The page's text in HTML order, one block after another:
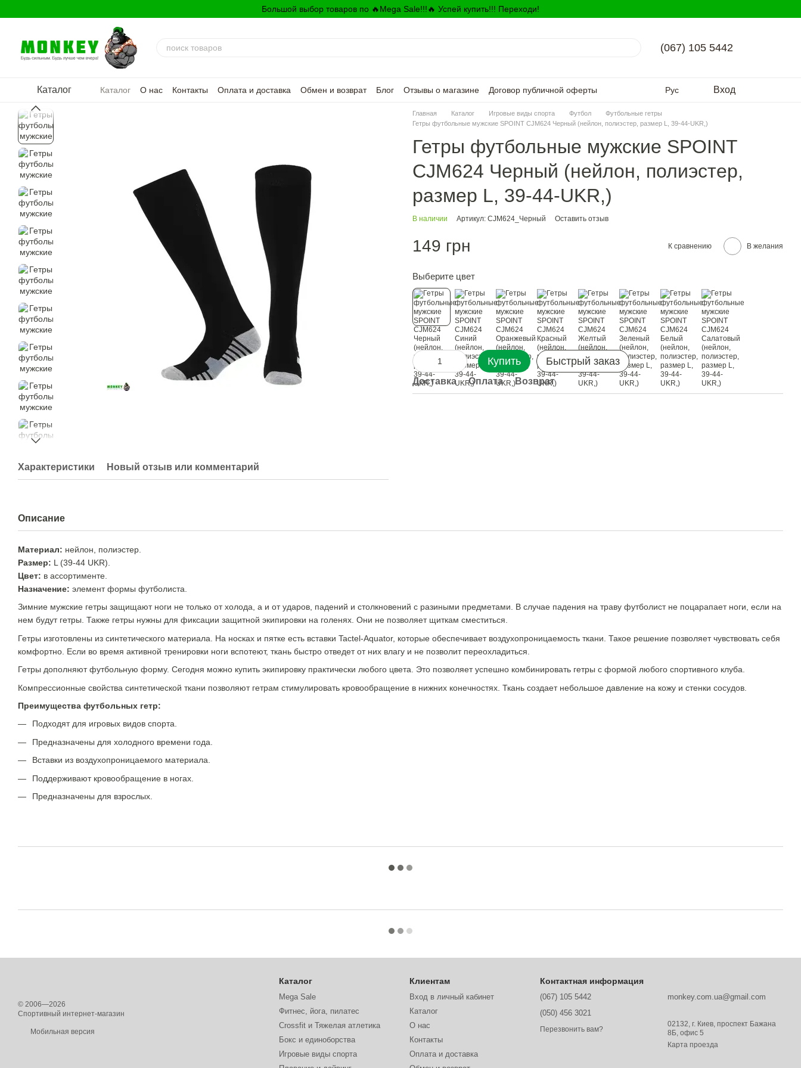
Большой выбор товаров по 🔥Mega Sale!!!🔥 Успей купить!!! Переходи!
(067) 105 5442
Каталог Каталог О нас Контакты Оплата и доставка Обмен и возврат Блог Отзывы о магазине
Договор публичной оферты
Рус Вход
Характеристики Новый отзыв или комментарий
Главная Каталог Игровые виды спорта Футбол
Футбольные гетры
Гетры футбольные мужские SPOINT CJM624 Черный (нейлон, полиэстер, размер L, 39-44-UKR,)
Гетры футбольные мужские SPOINT
CJM624 Черный (нейлон, полиэстер,
размер L, 39-44-UKR,)
В наличии Артикул: CJM624_Черный Оставить отзыв
149 грн К сравнению В желания
Выберите цвет
Купить Быстрый заказ
Доставка Оплата Возврат
Описание
Материал: нейлон, полиэстер.
Размер: L (39-44 UKR)
Цвет: в ассортименте.
Назначение: элемент формы футболиста.
Зимние мужские гетры защищают ноги не только от холода, а и от ударов, падений и столкновений с разиными предметами. В случае падения на траву футболист не поцарапает ноги, если на
нем будут гетры. Также гетры нужны для фиксации защитной экипировки на голенях. Они не позволяет щиткам сместиться.
Гетры изготовлены из синтетического материала. На носках и пятке есть вставки Tactel-Aquator, которые обеспечивает воздухопроницаемость ткани. Такое решение позволяет чувствовать себя
комфортно. Если во время активной тренировки ноги вспотеют, ткань быстро отведет от них влагу и не позволит переохладиться.
Гетры дополняют футбольную форму. Сегодня можно купить экипировку практически любого цвета. Это позволяет успешно комбинировать гетры с формой любого спортивного клуба.
Компрессионные свойства синтетической ткани позволяют гетрам стимулировать кровообращение в нижних конечностях. Ткань создает небольшое давление на кожу и стенки сосудов.
Преимущества футбольных гетр:
Подходят для игровых видов спорта.
Предназначены для холодного времени года.
Вставки из воздухопроницаемого материала.
Поддерживают кровообращение в ногах.
Предназначены для взрослых.
© 2006—2026
Спортивный интернет-магазин
Мобильная версия
Каталог
Mega Sale
Фитнес, йога, пилатес
Crossfit и Тяжелая атлетика
Бокс и единоборства
Игровые виды спорта
Клиентам
Вход в личный кабинет
Каталог
О нас
Контакты
Оплата и доставка
Контактная информация
(067) 105 5442
(050) 456 3021
Перезвонить вам?
monkey.com.ua@gmail.com
02132, г. Киев, проспект Бажана
8Б, офис 5
Карта проезда